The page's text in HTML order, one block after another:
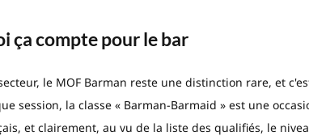
ça compte pour le bar
le MOF Barman reste une distinction rare, et
session, la classe « Barman-Barmaid » est une
et clairement, au vu de la liste des qualifiés, le